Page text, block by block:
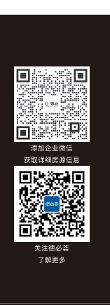
添加企业微信
获取详细房源信息
关注德必荟
了解更多